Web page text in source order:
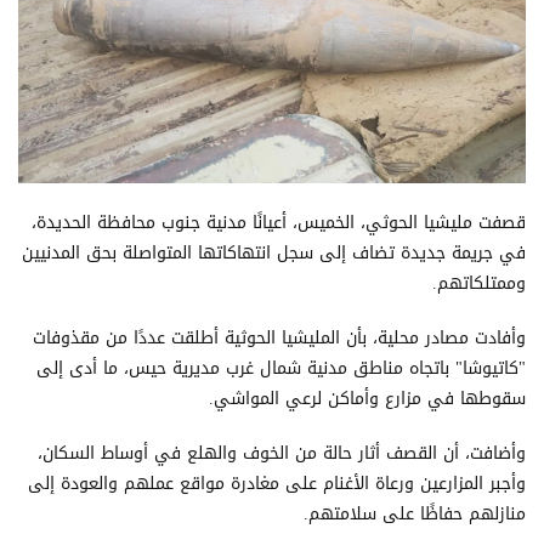
قصفت مليشيا الحوثي، الخميس، أعيانًا مدنية جنوب محافظة الحديدة،
في جريمة جديدة تضاف إلى سجل انتهاكاتها المتواصلة بحق المدنيين
وممتلكاتهم.
وأفادت مصادر محلية، بأن المليشيا الحوثية أطلقت عددًا من مقذوفات
"كاتيوشا" باتجاه مناطق مدنية شمال غرب مديرية حيس، ما أدى إلى
سقوطها في مزارع وأماكن لرعي المواشي.
وأضافت، أن القصف أثار حالة من الخوف والهلع في أوساط السكان،
وأجبر المزارعين ورعاة الأغنام على مغادرة مواقع عملهم والعودة إلى
منازلهم حفاظًا على سلامتهم.